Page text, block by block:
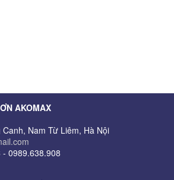
AKOMAX
Canh, Nam Từ Liêm, Hà Nội
0989.638.908